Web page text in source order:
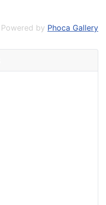
Powered by Phoca Gallery